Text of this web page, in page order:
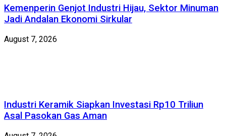
Kemenperin Genjot Industri Hijau, Sektor Minuman
Jadi Andalan Ekonomi Sirkular
August 7, 2026
Industri Keramik Siapkan Investasi Rp10 Triliun
Asal Pasokan Gas Aman